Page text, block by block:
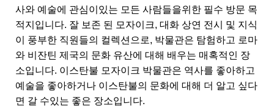
사와 예술에 관심이있는 모든 사람들을위한 필수 방문 목
적지입니다. 잘 보존 된 모자이크, 대화 상연 전시 및 지식
이 풍부한 직원들의 컬렉션으로, 박물관은 탐험하고 로마
와 비잔틴 제국의 문화 유산에 대해 배우는 매혹적인 장
소입니다. 이스탄불 모자이크 박물관은 역사를 좋아하고
예술을 좋아하거나 이스탄불의 문화에 대해 더 알고 싶다
면 갈 수있는 좋은 장소입니다.